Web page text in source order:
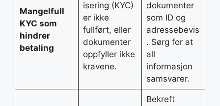
Mangelfull
KYC som
hindrer
betaling
isering (KYC)
er ikke
fullført, eller
dokumenter
oppfyller ikke
kravene.
dokumenter
som ID og
adressebevis
. Sørg for at
all
informasjon
samsvarer.
Bekreft